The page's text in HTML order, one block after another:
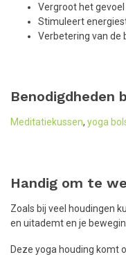
Vergroot het
Stimuleert
Verbetering van de
Benodigdheden
Meditatiekussen, yoga
Handig om te
Zoals bij veel houdingen
en uitademt en je
Deze yoga houding komt